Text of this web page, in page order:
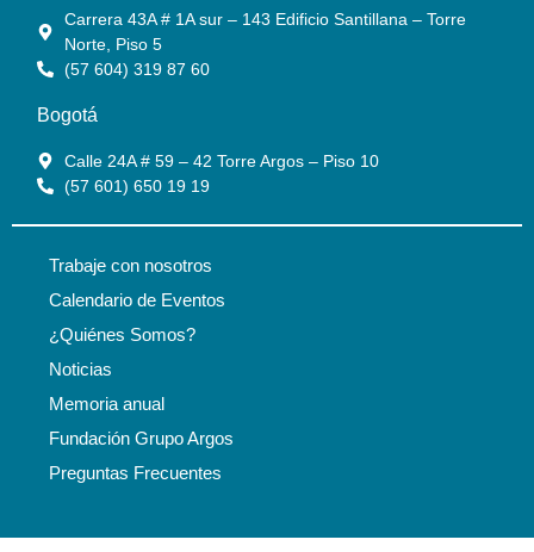
Carrera 43A # 1A sur – 143 Edificio Santillana – Torre
Norte, Piso 5
(57 604) 319 87 60
Bogotá
Calle 24A # 59 – 42 Torre Argos – Piso 10
(57 601) 650 19 19
Trabaje con nosotros
Calendario de Eventos
¿Quiénes Somos?
Noticias
Memoria anual
Fundación Grupo Argos
Preguntas Frecuentes